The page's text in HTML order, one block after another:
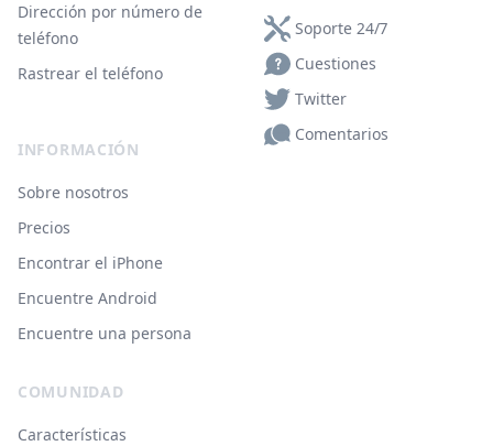
Dirección por número de
teléfono
Rastrear el teléfono
INFORMACIÓN
Sobre nosotros
Precios
Encontrar el iPhone
Encuentre Android
Encuentre una persona
Soporte 24/7
Cuestiones
Twitter
Comentarios
COMUNIDAD
Características